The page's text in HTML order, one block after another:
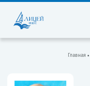
Главная